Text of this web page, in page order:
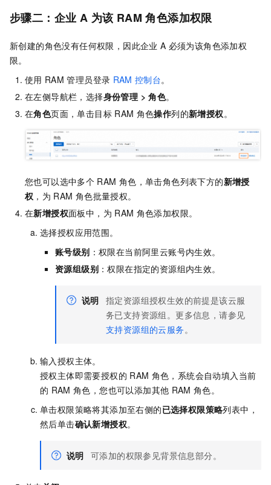
步骤二：企业 A 为该 RAM 角色添加权限
新创建的角色没有任何权限，因此企业 A 必须为该角色添加权
限。
使用 RAM 管理员登录 RAM 控制台。
在左侧导航栏，选择身份管理 >角色。
在角色页面，单击目标 RAM 角色操作列的新增授权 。
您也可以选中多个 RAM 角色，单击角色列表下方的新增授
权 ，为 RAM 角色批量授权。
在新增授权面板中，为 RAM 角色添加权限。
选择授权应用范围。
账号级别 ：权限在当前阿里云账号内生效。
资源组级别 ：权限在指定的资源组内生效。
说明 指定资源组授权生效的前提是该云服
务已支持资源组。更多信息，请参见
支持资源组的云服务。
输入授权主体。
授权主体即需要授权的 RAM 角色，系统会自动填入当前
的 RAM 角色，您也可以添加其他 RAM 角色。
单击权限策略将其添加至右侧的已选择权限策略列表中，
然后单击确认新增授权。
说明 可添加的权限参见背景信息部分。